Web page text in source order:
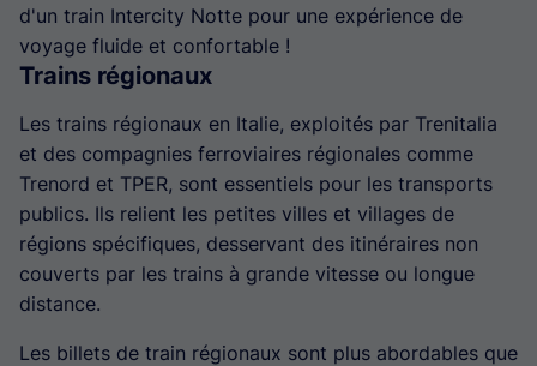
d'un train Intercity Notte pour une expérience de
voyage fluide et confortable !
Trains régionaux
Les trains régionaux en Italie, exploités par Trenitalia
et des compagnies ferroviaires régionales comme
Trenord et TPER, sont essentiels pour les transports
publics. Ils relient les petites villes et villages de
régions spécifiques, desservant des itinéraires non
couverts par les trains à grande vitesse ou longue
distance.
Les billets de train régionaux sont plus abordables que